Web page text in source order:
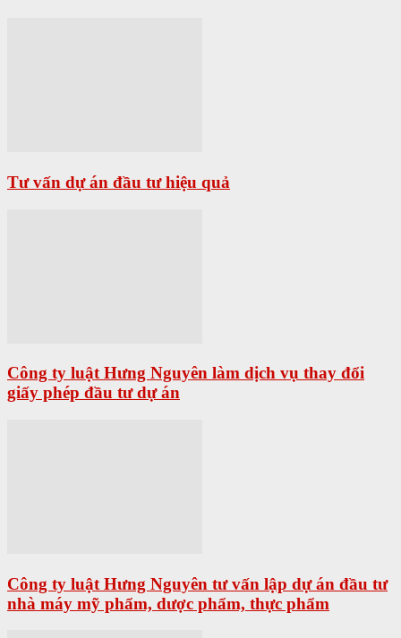
Tư vấn dự án đầu tư hiệu quả
Công ty luật Hưng Nguyên làm dịch vụ thay đổi
giấy phép đầu tư dự án
Công ty luật Hưng Nguyên tư vấn lập dự án đầu tư
nhà máy mỹ phẩm, dược phẩm, thực phẩm